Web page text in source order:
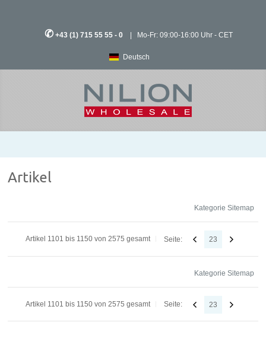
✆ +43 (1) 715 55 55 - 0 | Mo-Fr: 09:00-16:00 Uhr - CET
Deutsch
Artikel
Kategorie Sitemap
Artikel 1101 bis 1150 von 2575 gesamt Seite: 23
Kategorie Sitemap
Artikel 1101 bis 1150 von 2575 gesamt Seite: 23